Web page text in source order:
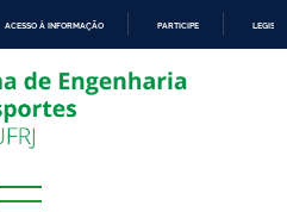
PARA
O
CONTEÚDO
ACESSO À INFORMAÇÃO PARTICIPE